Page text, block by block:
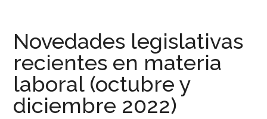
Novedades legislativas
recientes en materia
laboral (octubre y
diciembre 2022)